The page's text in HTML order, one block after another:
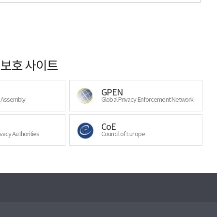
호 사이트
GPEN
Global Privacy Enforcement Network
Authorities
CoE
Council of Europe